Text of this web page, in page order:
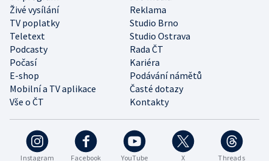
Instagram Facebook YouTube X Threads
Živé vysílání
Reklama
TV poplatky
Studio Brno
Teletext
Studio Ostrava
Podcasty
Rada ČT
Počasí
Kariéra
E-shop
Podávání námětů
Mobilní a TV aplikace
Časté dotazy
Vše o ČT
Kontakty